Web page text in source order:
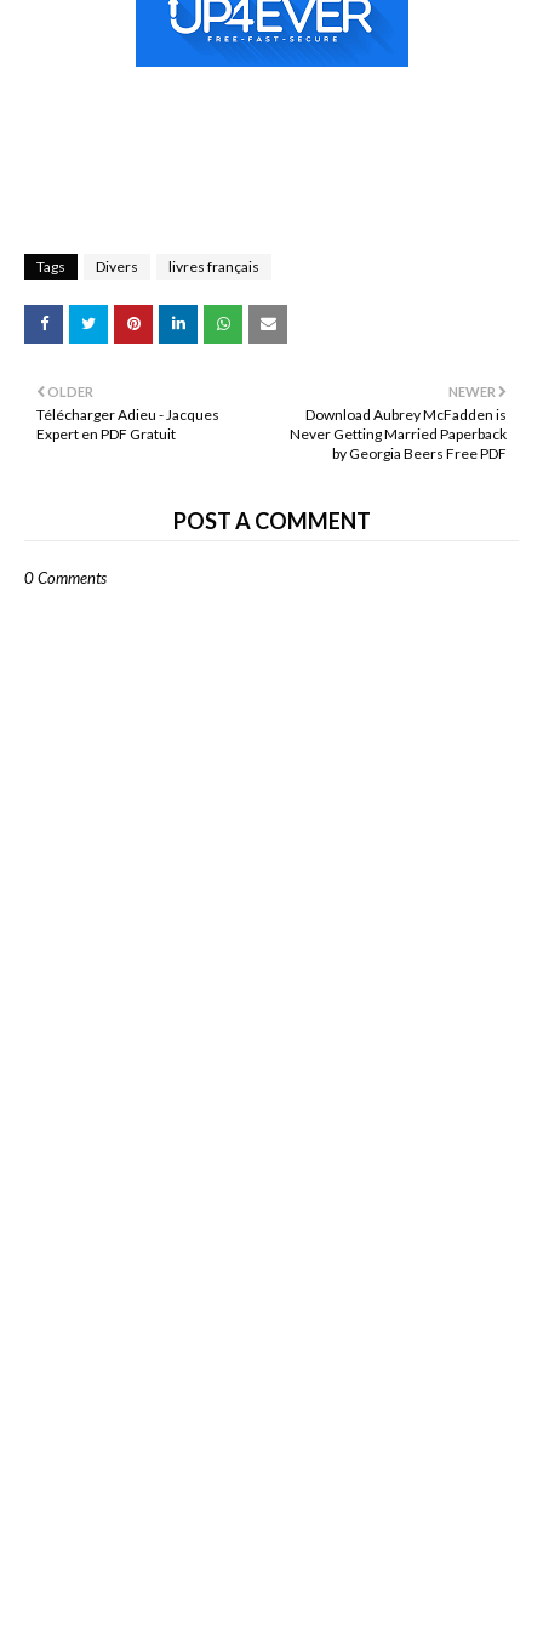
Tags Divers livres français
NEWER
Download Aubrey McFadden is
Never Getting Married Paperback
by Georgia Beers Free PDF
OLDER
Télécharger Adieu - Jacques
Expert en PDF Gratuit
POST A COMMENT
0 Comments